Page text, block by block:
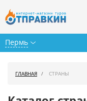
Пермь
ГЛАВНАЯ СТРАНЫ